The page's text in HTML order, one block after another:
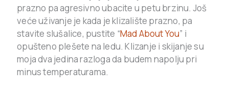
prazno pa agresivno ubacite u petu brzinu. Još
veće uživanje je kada je klizalište prazno, pa
stavite slušalice, pustite “Mad About You” i
opušteno plešete na ledu. Klizanje i skijanje su
moja dva jedina razloga da budem napolju pri
minus temperaturama.